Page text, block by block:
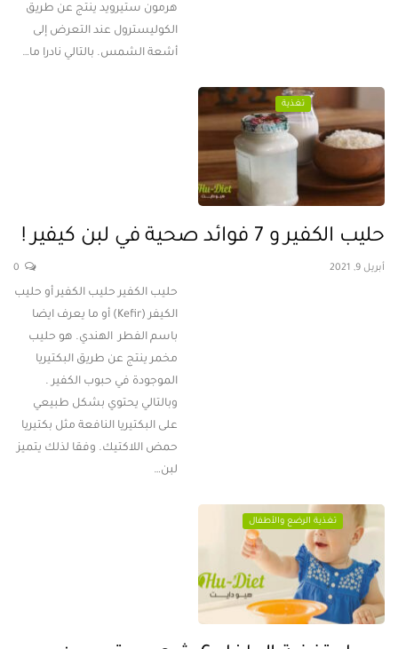
هرمون ستيرويد ينتج عن طريق
الكوليسترول عند التعرض إلى
أشعة الشمس. بالتالي نادرا ما…
تغذية
حليب الكفير و 7 فوائد صحية في لبن كيفير !
أبريل 9, 2021
حليب الكفير حليب الكفير أو حليب
الكيفر (Kefir) أو ما يعرف ايضا
باسم الفطر الهندي. هو حليب
مخمر ينتج عن طريق البكتيريا
الموجودة في حبوب الكفير .
وبالتالي يحتوي بشكل طبيعي
على البكتيريا النافعة مثل بكتيريا
حمض اللاكتيك. وفقا لذلك يتميز
لبن…
تغذية الرضع والأطفال